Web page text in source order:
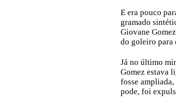
E era pouco
gramado
Giovane
do goleiro para
Já no último
Gomez estava
fosse
pode, foi